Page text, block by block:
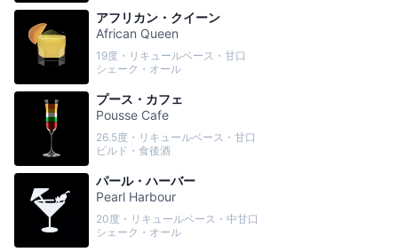
アフリカン・クイーン
African Queen
19度・リキュールベース・甘口
シェーク・オール
プース・カフェ
Pousse Cafe
26.5度・リキュールベース・甘口
ビルド・食後酒
パール・ハーバー
Pearl Harbour
20度・リキュールベース・中甘口
シェーク・オール